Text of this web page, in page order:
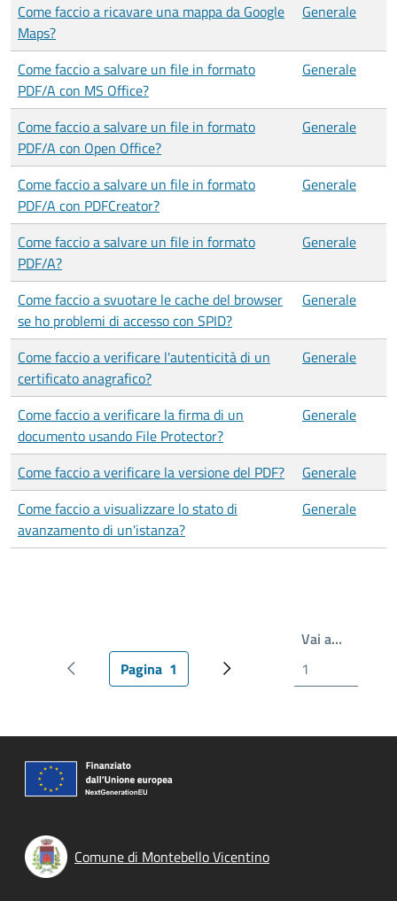
Come faccio a ricavare una mappa da Google
Maps?
Generale
Come faccio a salvare un file in formato
PDF/A con MS Office?
Generale
Come faccio a salvare un file in formato
PDF/A con Open Office?
Generale
Come faccio a salvare un file in formato
PDF/A con PDFCreator?
Generale
Come faccio a salvare un file in formato
PDF/A?
Generale
Come faccio a svuotare le cache del browser
se ho problemi di accesso con SPID?
Generale
Come faccio a verificare l'autenticità di un
certificato anagrafico?
Generale
Come faccio a verificare la firma di un
documento usando File Protector?
Generale
Come faccio a verificare la versione del PDF?
Generale
Come faccio a visualizzare lo stato di
avanzamento di un'istanza?
Generale
Pagina precedentePagina attuale
Pagina 1 Prossima pagina
Vai a…
Comune di Montebello Vicentino